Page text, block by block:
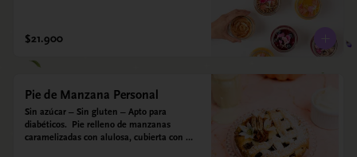
$21.900
Pie de Manzana Personal
Sin azúcar – Sin gluten – Apto para
diabéticos.  Pie relleno de manzanas
caramelizadas con alulosa, cubierta con